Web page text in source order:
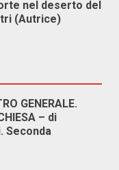
nel deserto del
(Autrice)
GENERALE.
– di
Seconda